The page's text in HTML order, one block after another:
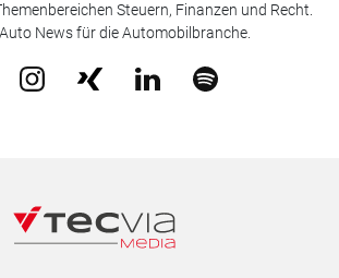
Steuern, Finanzen und Recht.
News für die Automobilbranche.